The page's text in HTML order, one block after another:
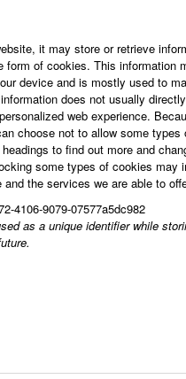
Vi strävar efter att
uppskattar dig och
professionella
Tillsammans
it may store or retrieve
form of cookies. This information
device and is mostly used to
does not usually
web experience.
choose not to allow some
to find out more and
some types of cookies may
the services we are able to
4106-9079-07577a5dc982
as a unique identifier while